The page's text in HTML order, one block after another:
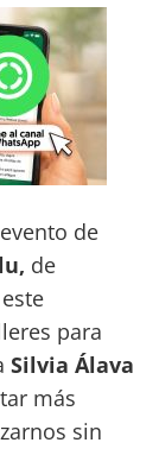
de
de
para
Silvia Álava
más
sin